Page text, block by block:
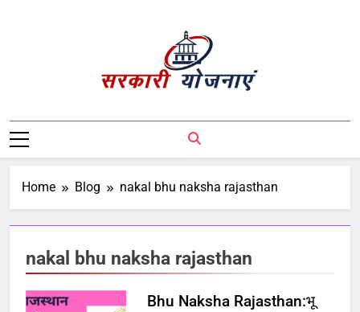
Sarkari Yojnaye
सरकारी योजनाएं | Central Government
Schemes | State Government Schemes |
PM Modi Schemes | Place To Find All The
Home Blog nakal bhu naksha rajasthan
nakal bhu naksha rajasthan
Bhu Naksha Rajasthan:भू